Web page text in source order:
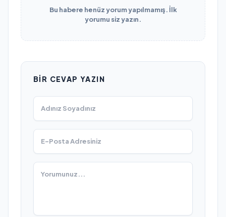
Bu habere henüz yorum yapılmamış. İlk
yorumu siz yazın.
BIR CEVAP YAZIN